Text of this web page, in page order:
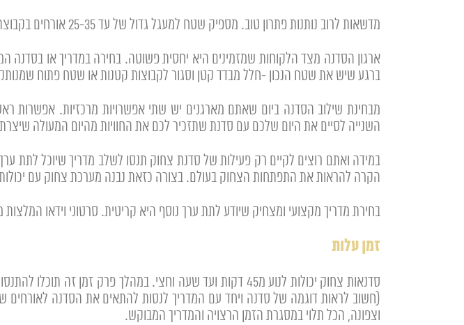
מדשאות לרוב נותנות פתרון טוב. מספיק שטח למעגל גדול של עד 25-35 אורחים בקבוצה זאת ההמלצה לכמות הנכונה. אין בעיה לעשות 2 סבבים במידה והקבוצה גדולה יותר.
ארגון הסדנה מצד הלקוחות שמזמינים היא יחסית פשוטה. בחירה במדריך או בסדנה
ברגע שיש את שטח הנכון -חלל מבדד קטן וסגור לקבוצות קטנות או שטח פתוח
מבחינת שילוב הסדנה ביום שאתם מארגנים יש שתי אפשרויות מרכזיות. אפשרות
השנייה לסיים את היום שלכם עם סדנת שתזכיר לכם את החוויות מהיום המעולה
במידה ואתם רוצים לקיים רק פעילות של סדנת צחוק תנסו לשלב מדריך שיוכל
הקרה להראות את התפתחות הצחוק בעולם. בצורה כזאת נבנה מערכת צחוק עם יכולות
בחירת מדריך מקצועי ומצחיק שיודע לתת ערך נוסף היא קריטית. סרטוני וידאו
זמן עלות
סדנאות צחוק יכולות לנוע מ45 דקות ועד שעה וחצי. במהלך פרק
וצפונה, הכל תלוי במסגרת הזמן הרצויה והמדריך המבוקש.